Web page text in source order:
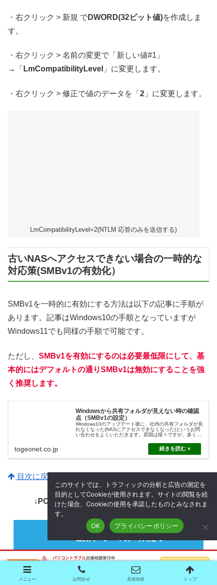
・右クリック > 新規 でDWORD(32ビット値)を作成しま
す。
・右クリック > 名前の変更で「新しい値#1」
→「 LmCompatibilityLevel 」に変更します。
・右クリック > 修正で値のデータを「 2 」に変更します。
LmCompatibilityLevel=2(NTLM 応答のみを送信する)
古いNASへアクセスできない場合の一時的な
対応策(SMBv1の有効化）
SMBv1を一時的に有効にする方法は以下の記事に手順が
あります。記事はWindows10の手順となっていますが
Windows11でも同様の手順で可能です。
ただし、 SMBv1を有効にするのは必要最低限にして、基
本的にはデフォルトの通りSMBv1は無効にすることを強
く推奨します。
Windowsから共有フォルダが見えない時の確認
点（SMBv1の設定）
Windows10のアップデート後に、社内の共有フォルダが見
れなくなった(NASにアクセスできなくなった)というお問
い合わせをよくいただきます。原因は様々ですが、多くの
ラブルに遭遇した際は、こちらの設定を確認してみてくだ
togeonet.co.jp
目次に戻る
↓PCトラブルなど社内IT環境にお困りなら↓
電話で出張相談
フォームで出張相談
メニュー お問合せ 見積依頼 トップ
このサイトでは、トラフィックの分析と広告の測定を
目的としてCookieが使用されます。サイトの閲覧を続
けた場合、Cookieの使用を承諾したものとみなされま
す。
OK
プライバシーポリシー